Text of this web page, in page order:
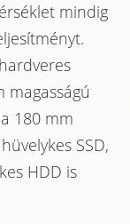
mindig
180 mm
SSD,
HDD is